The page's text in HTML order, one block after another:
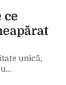
ce
unică,